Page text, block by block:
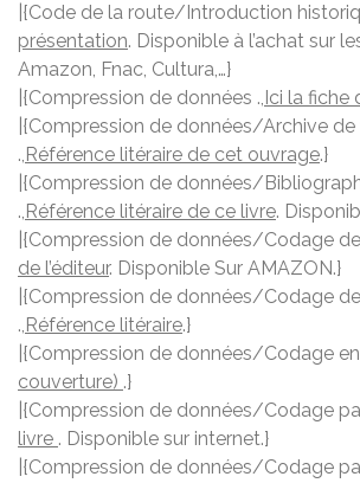
|{Code de la route/Introduction
présentation. Disponible à l’achat sur
Amazon, Fnac, Cultura,…}
|{Compression de données ., Ici la fiche
|{Compression de données/Archive de
., Référence litéraire de cet ouvrage.}
|{Compression de données/
., Référence litéraire de ce livre.
|{Compression de données/Codage
de l’éditeur. Disponible Sur AMAZON.}
|{Compression de données/Codage
., Référence litéraire.}
|{Compression de données/Codage
couverture) .}
|{Compression de données/Codage
livre . Disponible sur internet.}
|{Compression de données/Codage